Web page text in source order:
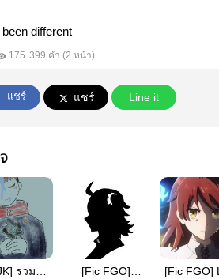
different
175 399 คำ (2 หน้า)
แชร์ แชร์ Line it
รวม
[Fic FGO]
[Fic FGO]